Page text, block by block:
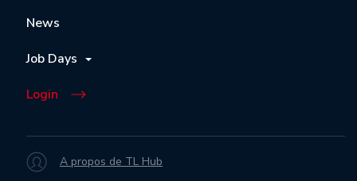
News
Job Days
Login
A propos de TL Hub